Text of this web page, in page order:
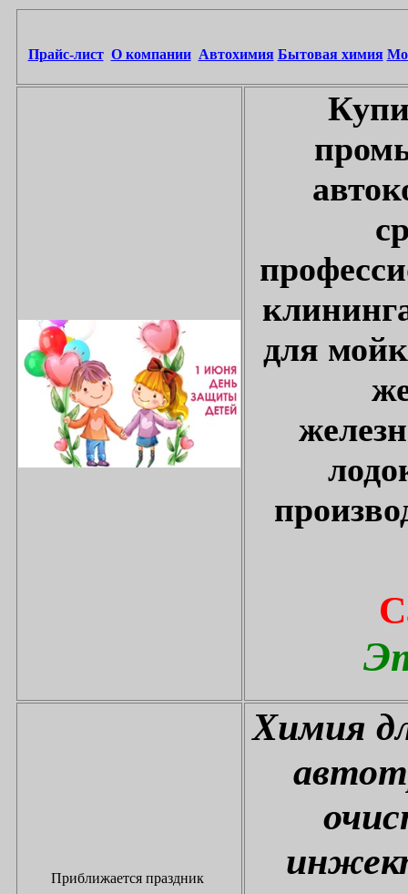
Прайс-лист О компании Автохимия Бытовая химия
для
Приближается праздник
Химия